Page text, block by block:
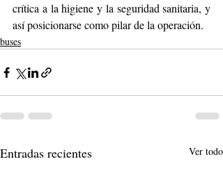
crítica a la higiene y la seguridad sanitaria, y
así posicionarse como pilar de la operación.
buses
Entradas recientes Ver todo